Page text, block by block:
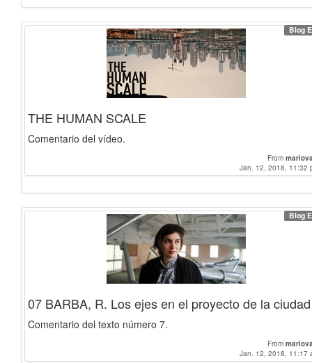
Blog
THE HUMAN SCALE
Comentario del vídeo.
From
Jan. 12, 2018, 11:32
Blog
07 BARBA, R. Los ejes en el proyecto de la ciudad
Comentario del texto número 7.
From
Jan. 12, 2018, 11:17